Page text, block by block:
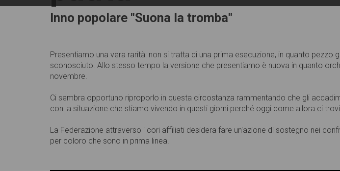
Inno popolare "Suona la tromba"
Presentiamo una vera rarità: non si tratta di una prima esecuzione, in quanto
sconosciuto. Allo stesso tempo la versione che presentiamo è nuova in quanto
novembre.
Ci sembra opportuno riproporlo in questa circostanza rammentando che gli
con la situazione che stiamo vivendo in questi giorni perché oggi come allora ci
La Federazione attraverso i cori affiliati desidera fare un'azione di sostegno nei
per coloro che sono in prima linea.